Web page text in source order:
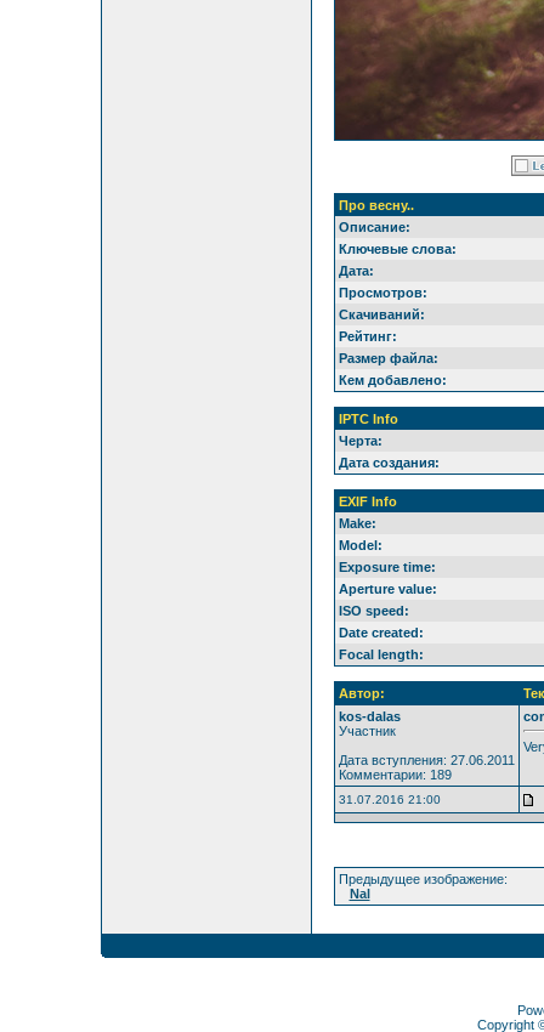
Про весну..
Описание:
Ключевые слова:
Дата:
Просмотров:
Скачиваний:
Рейтинг:
Размер файла:
Кем добавлено:
IPTC Info
Черта:
Дата создания:
EXIF Info
Make:
Model:
Exposure time:
Aperture value:
ISO speed:
Date created:
Focal length:
Автор:
kos-dalas
Участник
Дата вступления: 27.06.2011
Комментарии: 189
31.07.2016 21:00
Предыдущее изображение:
Nal
Copyright